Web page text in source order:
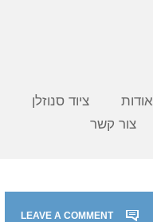
אודות ציוד סנוזלן
צור קשר
LEAVE A COMMENT